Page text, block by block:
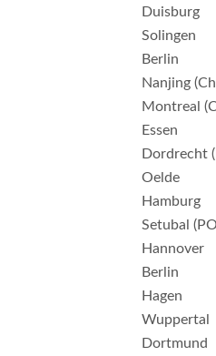
Duisburg
Solingen
Berlin
Nanjing
Montreal
Essen
Dordrecht
Oelde
Hamburg
Setubal
Hannover
Berlin
Hagen
Wuppertal
Dortmund